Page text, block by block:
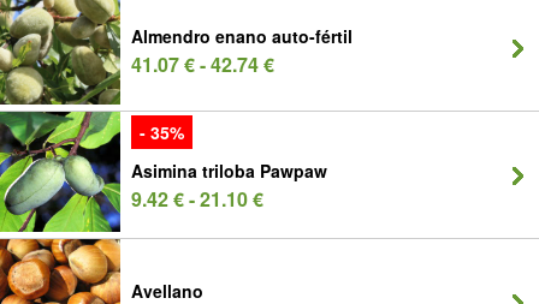
Almendro enano auto-fértil
41.07 € - 42.74 €
- 35%
Asimina triloba Pawpaw
9.42 € - 21.10 €
Avellano